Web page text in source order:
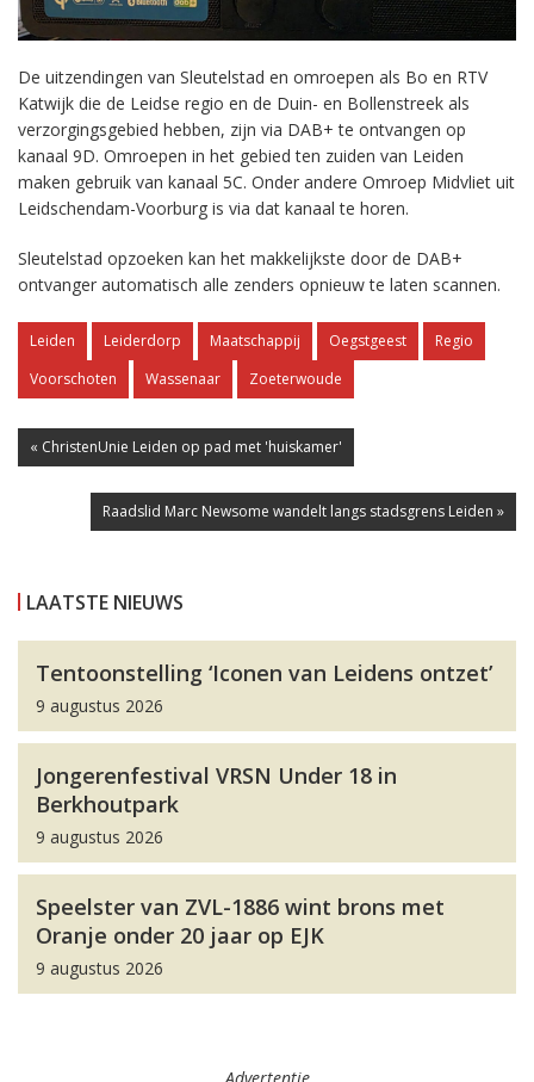
De uitzendingen van Sleutelstad en omroepen als Bo en RTV
Katwijk die de Leidse regio en de Duin- en Bollenstreek als
verzorgingsgebied hebben, zijn via DAB+ te ontvangen op
kanaal 9D. Omroepen in het gebied ten zuiden van Leiden
maken gebruik van kanaal 5C. Onder andere Omroep Midvliet uit
Leidschendam-Voorburg is via dat kanaal te horen.
Sleutelstad opzoeken kan het makkelijkste door de DAB+
ontvanger automatisch alle zenders opnieuw te laten scannen.
Leiden Leiderdorp Maatschappij Oegstgeest
Regio
Voorschoten
Wassenaar Zoeterwoude
« ChristenUnie Leiden op pad met 'huiskamer'
Raadslid Marc Newsome wandelt langs stadsgrens Leiden »
LAATSTE NIEUWS
Tentoonstelling ‘Iconen van Leidens ontzet’
9 augustus 2026
Jongerenfestival VRSN Under 18 in
Berkhoutpark
9 augustus 2026
Speelster van ZVL-1886 wint brons met
Oranje onder 20 jaar op EJK
9 augustus 2026